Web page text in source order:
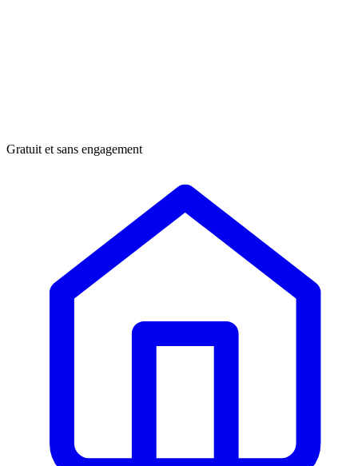
Gratuit et sans engagement